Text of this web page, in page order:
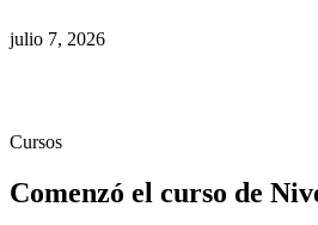
julio 7, 2026
Cursos
Comenzó el curso de